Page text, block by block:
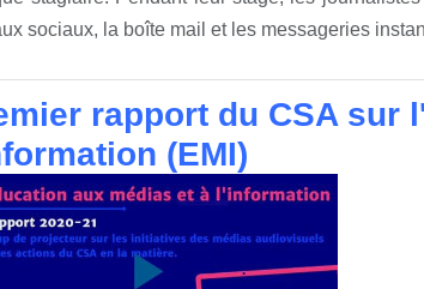
sociaux, la boîte mail et les messageries
rapport du CSA sur
(EMI)